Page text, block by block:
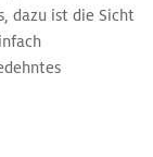
dazu ist die Sicht